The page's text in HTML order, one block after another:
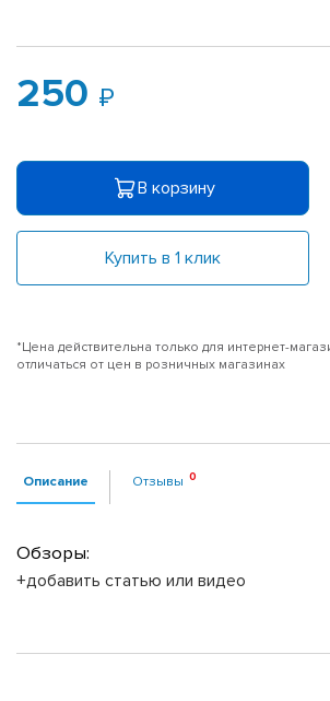
250
В корзину
Купить в 1 клик
*Цена действительна только для интернет-
отличаться от цен в розничных магазинах
Описание Отзывы
Обзоры:
+добавить статью или видео